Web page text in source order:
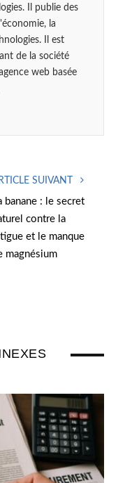
Il publie des
la
Il est
de la société
web basée
SUIVANT
banane : le secret
contre la
et le manque
magnésium